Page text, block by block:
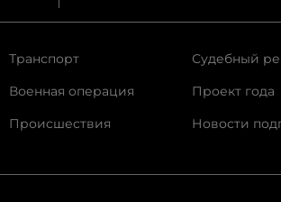
Транспорт
Военная операция
Происшествия
Судебный
Проект года
Новости